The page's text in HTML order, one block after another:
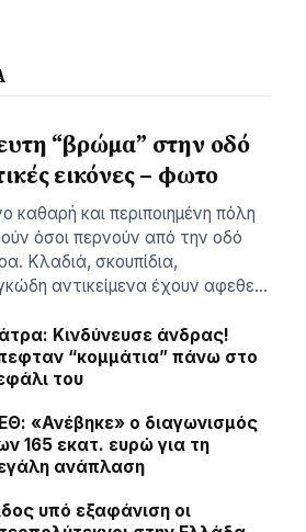
“βρώμα” στην οδό
εικόνες – φωτο
καθαρή και περιποιημένη πόλη
όσοι περνούν από την οδό
Κλαδιά, σκουπίδια,
αντικείμενα έχουν αφεθε…
Κινδύνευσε άνδρας!
“κομμάτια” πάνω στο
του
«Ανέβηκε» ο διαγωνισμός
165 εκατ. ευρώ για τη
ανάπλαση
υπό εξαφάνιση οι